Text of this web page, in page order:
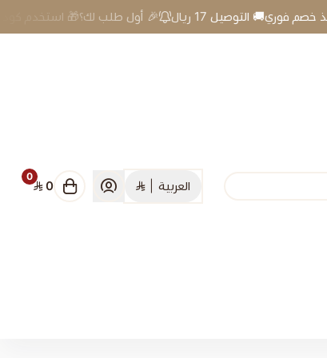
🎉 أول طلب لك؟🎁 استخدم كود A5 وخذ خصم فوري🚚 التوصيل 17 ريال
العربية
0
0